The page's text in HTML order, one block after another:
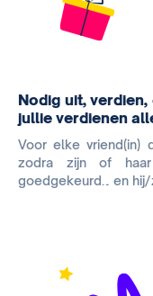
Nodig uit,
jullie verdienen
Voor elke vriend(in)
zodra zijn of haar
goedgekeurd… en hij/